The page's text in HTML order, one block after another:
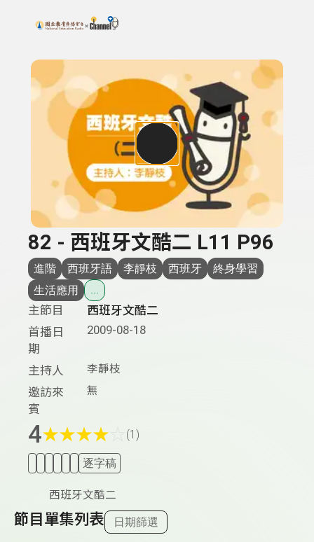
上方功能區塊
搜尋關鍵字：可輸入節目名稱、主持人或關鍵字
82 - 西班牙文酷二 L11 P96
進階 西班牙語 李靜枝 西班牙
終身學習
生活應用
...
主節目
西班牙文酷二
首播日
期
2009-08-18
主持人 李靜枝
邀訪來
賓
無
4★★★★ (1)
逐字稿
西班牙文酷二
節目單集列表 日期篩選